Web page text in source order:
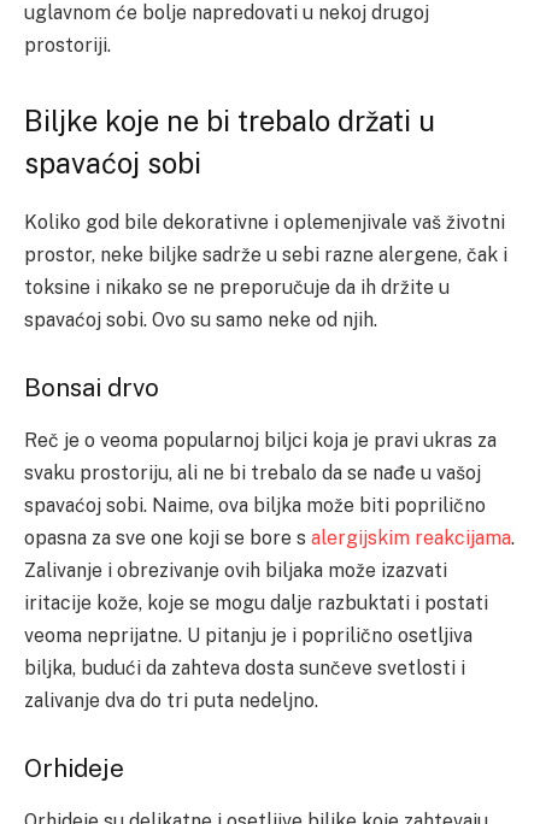
uglavnom će bolje napredovati u nekoj drugoj
prostoriji.
Biljke koje ne bi trebalo držati u
spavaćoj sobi
Koliko god bile dekorativne i oplemenjivale vaš životni
prostor, neke biljke sadrže u sebi razne alergene, čak i
toksine i nikako se ne preporučuje da ih držite u
spavaćoj sobi. Ovo su samo neke od njih.
Bonsai drvo
Reč je o veoma popularnoj biljci koja je pravi ukras za
svaku prostoriju, ali ne bi trebalo da se nađe u vašoj
spavaćoj sobi. Naime, ova biljka može biti poprilično
opasna za sve one koji se bore s alergijskim reakcijama.
Zalivanje i obrezivanje ovih biljaka može izazvati
iritacije kože, koje se mogu dalje razbuktati i postati
veoma neprijatne. U pitanju je i poprilično osetljiva
biljka, budući da zahteva dosta sunčeve svetlosti i
zalivanje dva do tri puta nedeljno.
Orhideje